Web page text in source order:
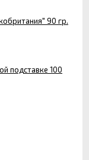
90 гр.
подставке 100